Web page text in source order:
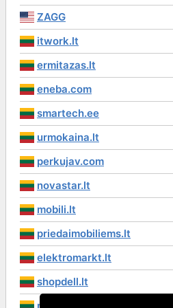
ZAGG
itwork.lt
ermitazas.lt
eneba.com
smartech.ee
urmokaina.lt
perkujav.com
novastar.lt
mobili.lt
priedaimobiliems.lt
elektromarkt.lt
shopdell.lt
mobizona.lt